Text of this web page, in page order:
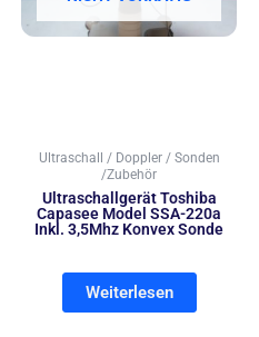
Ultraschall / Doppler / Sonden
/Zubehör
Ultraschallgerät Toshiba
Capasee Model SSA-220a
Inkl. 3,5Mhz Konvex Sonde
Weiterlesen